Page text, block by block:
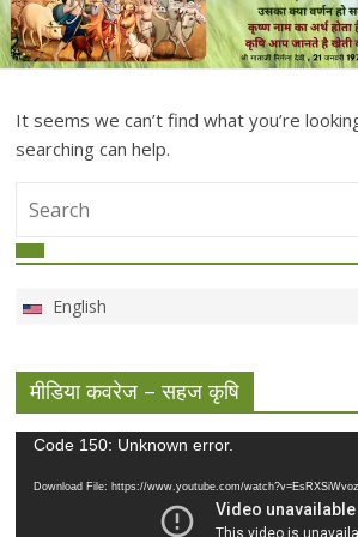
It seems we can’t find what you’re
searching can help.
English
मीडिया कवरेज – सहज कृषि
Video
Code 150: Unknown error.
Download File: https://www.youtube.com/